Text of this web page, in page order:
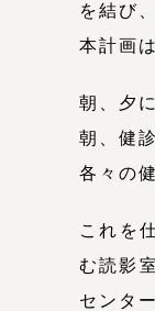
を結び
本計画
朝、夕
朝、健
各々の
これを
む読影
センタ